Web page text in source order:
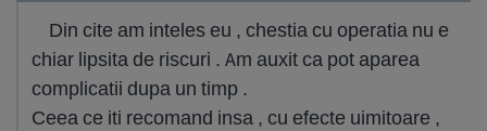
Din cite am inteles eu , chestia cu operatia nu e
chiar lipsita de riscuri . Am auxit ca pot aparea
complicatii dupa un timp .
Ceea ce iti recomand insa , cu efecte uimitoare ,